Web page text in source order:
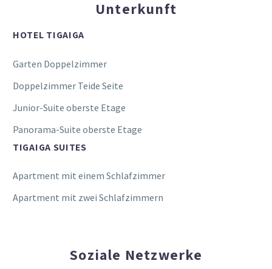
Unterkunft
HOTEL TIGAIGA
Garten Doppelzimmer
Doppelzimmer Teide Seite
Junior-Suite oberste Etage
Panorama-Suite oberste Etage
TIGAIGA SUITES
Apartment mit einem Schlafzimmer
Apartment mit zwei Schlafzimmern
Soziale Netzwerke